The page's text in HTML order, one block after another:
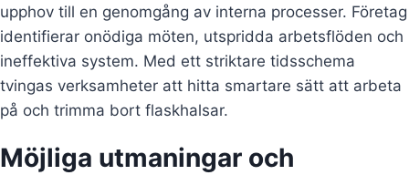
upphov till en genomgång av interna processer. Företag
identifierar onödiga möten, utspridda arbetsflöden och
ineffektiva system. Med ett striktare tidsschema
tvingas verksamheter att hitta smartare sätt att arbeta
på och trimma bort flaskhalsar.
Möjliga utmaningar och